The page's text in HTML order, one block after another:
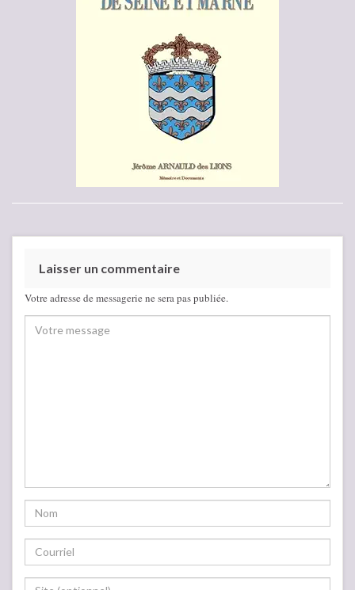
Laisser un commentaire
Votre adresse de messagerie ne sera pas publiée.